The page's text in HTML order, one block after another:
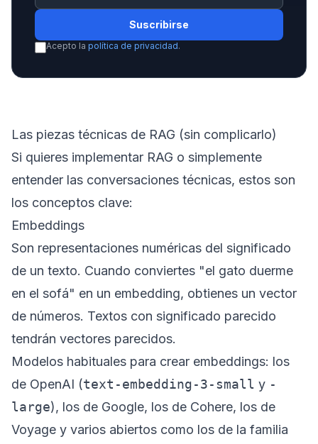
Suscribirse
Acepto la política de privacidad.
Las piezas técnicas de RAG (sin complicarlo)
Si quieres implementar RAG o simplemente
entender las conversaciones técnicas, estos son
los conceptos clave:
Embeddings
Son representaciones numéricas del significado
de un texto. Cuando conviertes "el gato duerme
en el sofá" en un embedding, obtienes un vector
de números. Textos con significado parecido
tendrán vectores parecidos.
Modelos habituales para crear embeddings: los
de OpenAI (text-embedding-3-small y -
large), los de Google, los de Cohere, los de
Voyage y varios abiertos como los de la familia